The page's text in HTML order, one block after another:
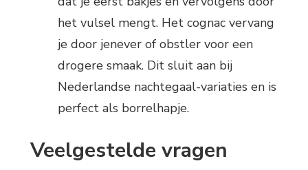
het vulsel mengt. Het cognac vervang
je door jenever of obstler voor een
drogere smaak. Dit sluit aan bij
Nederlandse nachtegaal-variaties en is
perfect als borrelhapje.
Veelgestelde vragen